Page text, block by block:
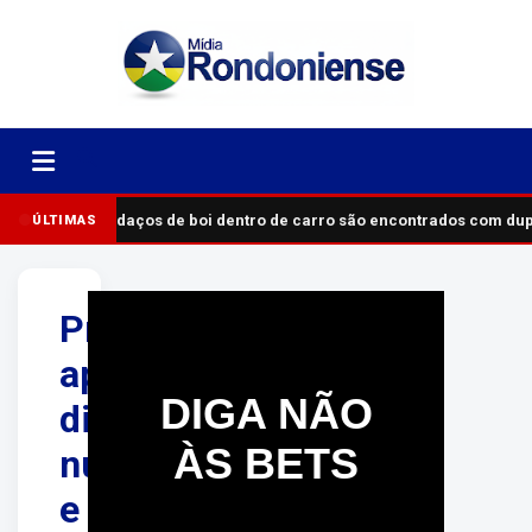
ÚLTIMASPedaços de boi dentro de carro são encontrados com
Previsão
aponta
dia
nublado
e
DIGA NÃO
ÀS BETS